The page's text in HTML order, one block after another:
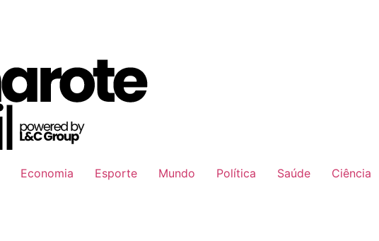
Economia Esporte Mundo Política Saúde Ciência